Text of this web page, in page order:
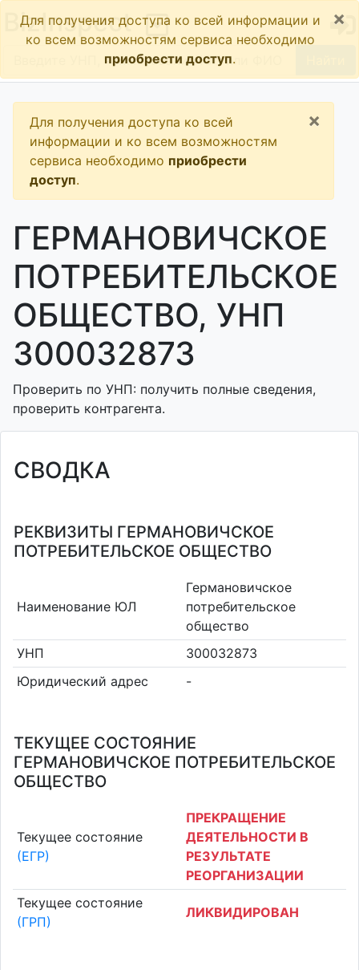
BizInspect
Для получения доступа ко всей информации и
ко всем возможностям сервиса необходимо
приобрести доступ.
×
Для получения доступа ко всей
информации и ко всем возможностям
сервиса необходимо приобрести
доступ.
×
ГЕРМАНОВИЧСКОЕ
ПОТРЕБИТЕЛЬСКОЕ
ОБЩЕСТВО, УНП
300032873
Проверить по УНП: получить полные сведения,
проверить контрагента.
СВОДКА
РЕКВИЗИТЫ ГЕРМАНОВИЧСКОЕ
ПОТРЕБИТЕЛЬСКОЕ ОБЩЕСТВО
Наименование ЮЛ
Германовичское
потребительское
общество
УНП
300032873
Юридический адрес
-
ТЕКУЩЕЕ СОСТОЯНИЕ
ГЕРМАНОВИЧСКОЕ ПОТРЕБИТЕЛЬСКОЕ
ОБЩЕСТВО
Текущее состояние
(ЕГР)
ПРЕКРАЩЕНИЕ
ДЕЯТЕЛЬНОСТИ В
РЕЗУЛЬТАТЕ
РЕОРГАНИЗАЦИИ
Текущее состояние
(ГРП)
ЛИКВИДИРОВАН